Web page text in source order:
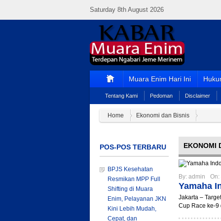
Saturday 8th August 2026
Muara Enim Hari Ini
Tentang Kami Pedoman Disclaimer
Home Ekonomi dan Bisnis
POS-POS TERBARU
BPJS Kesehatan
Resmikan MPP Full
Shifting di Muara
Enim, Pelayanan JKN
Kini Lebih Mudah,
Cepat, dan
EKONOMI
By: admin On:
Yamaha
Jakarta –
Cup Race ke-